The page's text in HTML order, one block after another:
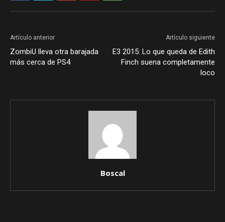
Artículo anterior
ZombiU lleva otra barajada
más cerca de PS4
Artículo siguiente
E3 2015: Lo que queda de Edith
Finch suena completamente
loco
Boscal